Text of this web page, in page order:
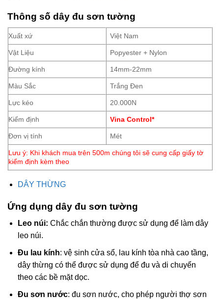
Thông số dây đu sơn tường
Xuất xứ Việt Nam
Vật Liệu Popyester + Nylon
Đường kính 14mm-22mm
Màu Sắc Trắng Đen
Lực kéo 20.000N
Kiểm định Vina Control*
Đơn vị tính Mét
Lưu ý: Khi khách mua trên 500m chúng tôi sẽ cung cấp giấy tờ
kiểm định kèm theo
DÂY THỪNG
Ứng dụng dây đu sơn tường
Leo núi: Chắc chắn thường được sử dụng để làm dây
leo núi.
Đu lau kính: vệ sinh cửa sổ, lau kính tòa nhà cao tầng,
dây thừng có thể được sử dụng để đu và di chuyển
theo các bề mặt dọc.
Đu sơn nước: đu sơn nước, cho phép người thợ sơn